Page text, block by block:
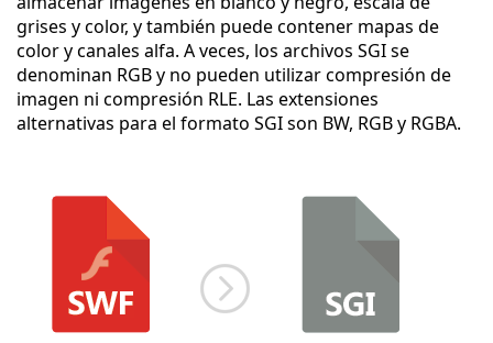
grises y color, y también puede contener mapas de
color y canales alfa. A veces, los archivos SGI se
denominan RGB y no pueden utilizar compresión de
imagen ni compresión RLE. Las extensiones
alternativas para el formato SGI son BW, RGB y RGBA.